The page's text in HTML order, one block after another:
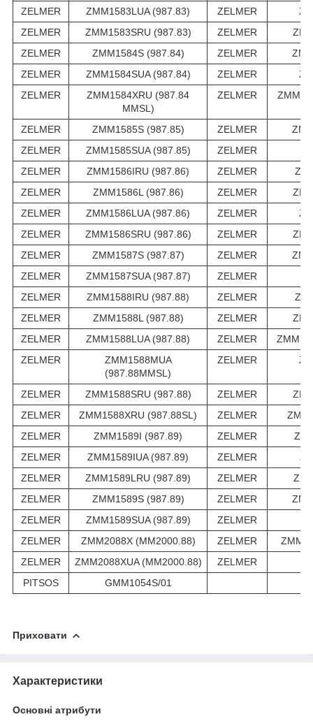
ZELMER
ZMM1583LUA (987.83) ZELMER
ZELMER
ZMM1583SRU (987.83) ZELMER
ZELMER
ZMM1584S (987.84) ZELMER
ZELMER
ZMM1584SUA (987.84) ZELMER
ZELMER
ZMM1584XRU (987.84
MMSL)
ZELMER
ZELMER ZMM1585S (987.85) ZELMER
ZELMER
ZMM1585SUA (987.85) ZELMER
ZELMER
ZMM1586IRU (987.86) ZELMER
ZELMER
ZMM1586L (987.86) ZELMER
ZELMER
ZMM1586LUA (987.86) ZELMER
ZELMER
ZMM1586SRU (987.86) ZELMER
ZELMER
ZMM1587S (987.87) ZELMER
ZELMER
ZMM1587SUA (987.87) ZELMER
ZELMER
ZMM1588IRU (987.88) ZELMER
ZELMER
ZMM1588L (987.88) ZELMER
ZELMER
ZMM1588LUA (987.88) ZELMER
ZELMER
ZMM1588MUA
(987.88MMSL)
ZELMER
ZELMER ZMM1588SRU (987.88) ZELMER
ZELMER
ZMM1588XRU (987.88SL) ZELMER
ZELMER
ZMM1589I (987.89) ZELMER
ZELMER
ZMM1589IUA (987.89) ZELMER
ZELMER
ZMM1589LRU (987.89) ZELMER
ZELMER
ZMM1589S (987.89) ZELMER
ZELMER
ZMM1589SUA (987.89) ZELMER
ZELMER
ZMM2088X (MM2000.88) ZELMER
ZELMER
ZMM2088XUA (MM2000.88) ZELMER
PITSOS
GMM1054S/01
Приховати
Характеристики
Основні атрибути